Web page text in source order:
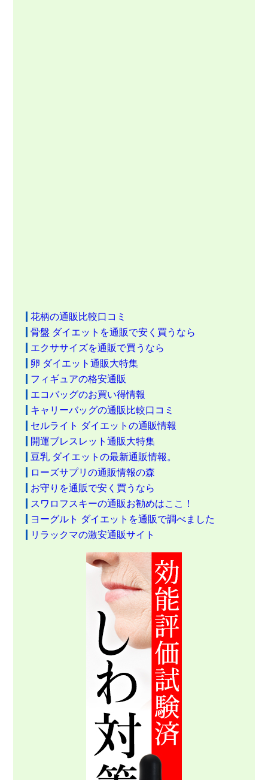
花柄の通販比較口コミ
骨盤 ダイエットを通販で安く買うなら
エクササイズを通販で買うなら
卵 ダイエット通販大特集
フィギュアの格安通販
エコバッグのお買い得情報
キャリーバッグの通販比較口コミ
セルライト ダイエットの通販情報
開運ブレスレット通販大特集
豆乳 ダイエットの最新通販情報。
ローズサプリの通販情報の森
お守りを通販で安く買うなら
スワロフスキーの通販お勧めはここ！
ヨーグルト ダイエットを通販で調べました
リラックマの激安通販サイト